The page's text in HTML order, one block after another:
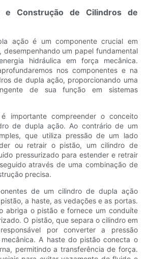
e Construção de Cilindros de
ação é um componente crucial em
desempenhando um papel fundamental
hidráulica em força mecânica.
nos componentes e na
de dupla ação, proporcionando uma
de sua função em sistemas
importante compreender o conceito
de dupla ação. Ao contrário de um
que utiliza pressão de um lado
ou retrair o pistão, um cilindro de
pressurizado para estender e retrair
através de uma combinação de
precisa.
de um cilindro de dupla ação
a haste, as vedações e as portas.
abriga o pistão e fornece um conduíte
O pistão, que separa o cilindro em
por converter a pressão
A haste do pistão conecta o
permitindo a transferência de força.